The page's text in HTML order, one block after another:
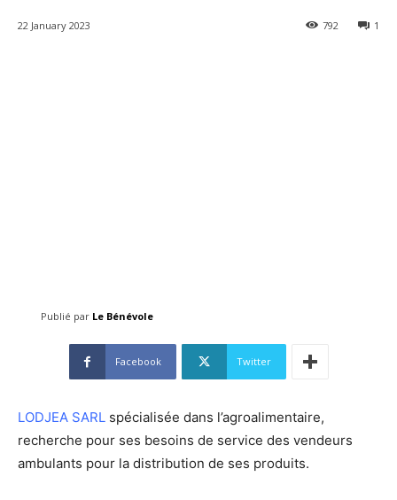
22 January 2023 1
792
Publié par Le Bénévole
Facebook Twitter
LODJEA SARL spécialisée dans l’agroalimentaire,
recherche pour ses besoins de service des vendeurs
ambulants pour la distribution de ses produits.